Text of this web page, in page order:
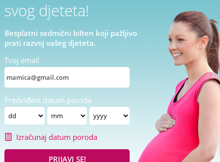
svog djeteta!
Besplatni sedmični bilten koji pažljivo
prati razvoj vašeg djeteta.
Tvoj email
Predviđeni datum poroda
Izračunaj datum poroda
PRIJAVI SE!